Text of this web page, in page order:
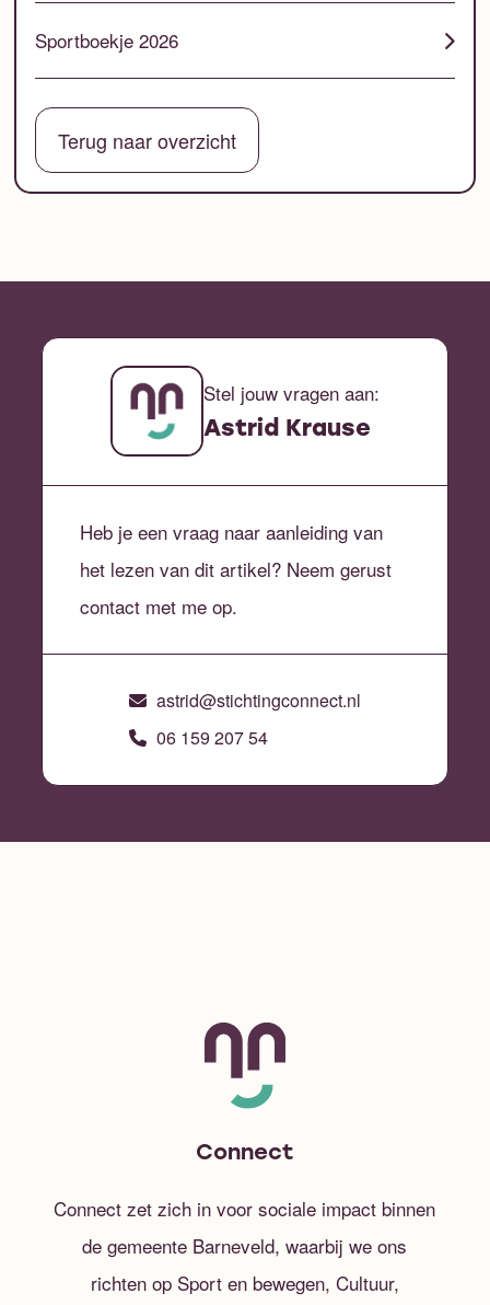
Sportboekje 2026
Terug naar overzicht
Stel jouw vragen aan:
Astrid Krause
Heb je een vraag naar aanleiding van
het lezen van dit artikel? Neem gerust
contact met me op.
astrid@stichtingconnect.nl
06 159 207 54
Connect
Connect zet zich in voor sociale impact binnen
de gemeente Barneveld, waarbij we ons
richten op Sport en bewegen, Cultuur,